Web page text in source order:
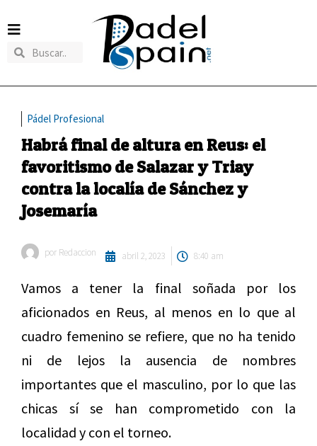
Pádel Profesional
Habrá final de altura en Reus: el
favoritismo de Salazar y Triay
contra la localía de Sánchez y
Josemaría
por Redaccion abril 2, 2023 8:40 am
Vamos a tener la final soñada por los
aficionados en Reus, al menos en lo que al
cuadro femenino se refiere, que no ha tenido
ni de lejos la ausencia de nombres
importantes que el masculino, por lo que las
chicas sí se han comprometido con la
localidad y con el torneo.